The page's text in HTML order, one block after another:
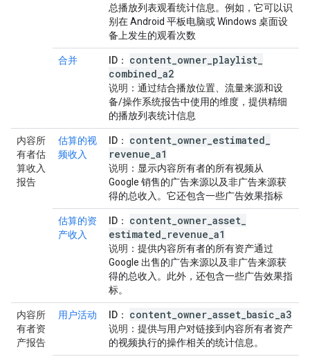
总播放列表观看统计信息。例如，它可以识
别在 Android 平板电脑或 Windows 桌面设
备上发生的观看次数
合并 ID ： content owner playlist
combined a2
说明 ：通过结合播放位置、流量来源和设
备/操作系统报告中使用的维度，提供精细
的播放列表统计信息
内容所
有者估
算收入
报告
估算的视
频收入
ID ： content owner estimated
revenue a1
说明 ：显示内容所有者的所有视频从
Google 销售的广告来源以及非广告来源获
得的总收入。它还包含一些广告效果指标
估算的资
产收入
ID ： content owner asset
estimated revenue a1
说明 ：提供内容所有者的所有资产通过
Google 出售的广告来源以及非广告来源获
得的总收入。此外，还包含一些广告效果指
标。
内容所
有者资
产报告
用户活动 ID ： content owner asset basic a3
说明 ：提供与用户对链接到内容所有者资产
的视频执行的操作相关的统计信息。